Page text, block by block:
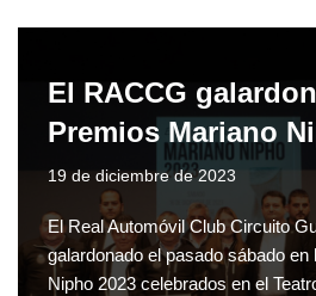
El RACCG
Premios Mariano
19 de diciembre de 2023
El Real Automóvil Club Circuito
galardonado el pasado sábado
Nipho 2023 celebrados en el